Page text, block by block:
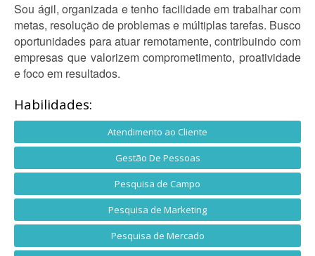
Sou ágil, organizada e tenho facilidade em trabalhar com
metas, resolução de problemas e múltiplas tarefas. Busco
oportunidades para atuar remotamente, contribuindo com
empresas que valorizem comprometimento, proatividade
e foco em resultados.
Habilidades:
Atendimento ao Cliente
Gestão De Pessoas
Pesquisa de Campo
Pesquisa de Marketing
Pesquisa de Mercado